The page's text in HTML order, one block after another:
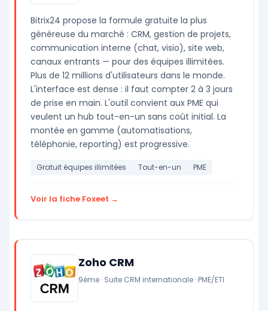
Bitrix24 propose la formule gratuite la plus
généreuse du marché : CRM, gestion de projets,
communication interne (chat, visio), site web,
canaux entrants — pour des équipes illimitées.
Plus de 12 millions d'utilisateurs dans le monde.
L'interface est dense : il faut compter 2 à 3 jours
de prise en main. L'outil convient aux PME qui
veulent un hub tout-en-un sans coût initial. La
montée en gamme (automatisations,
téléphonie, reporting) est progressive.
Gratuit équipes illimitées Tout-en-un PME
Voir la fiche Foxeet →
Zoho CRM
9ème · Suite CRM internationale · PME/ETI